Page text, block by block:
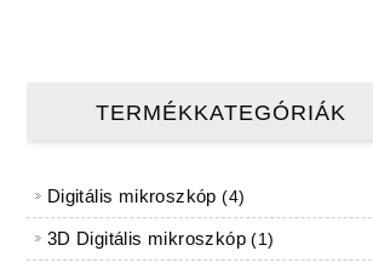
TERMÉKKATEGÓRIÁK
Digitális mikroszkóp 44 termékek
3D Digitális mikroszkóp 11 termék